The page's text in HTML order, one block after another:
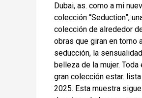
Dubai, as. como a mi
colección “Seduction”,
colección de alrededor
obras que giran en torno
seducción, la
belleza de la mujer. Toda
gran colección estar.
2025. Esta muestra